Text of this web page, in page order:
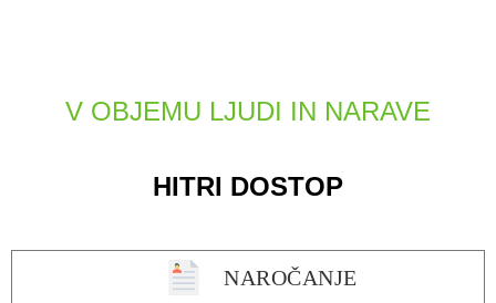
V OBJEMU LJUDI IN NARAVE
HITRI DOSTOP
NAROČANJE